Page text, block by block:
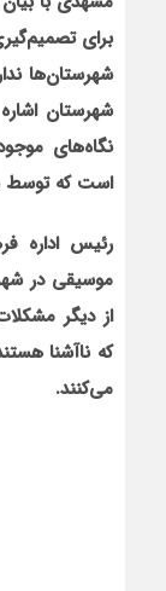
برای
شهرستان‌ها
شهرستان
نگاه‌های
است که توسط
رئیس اداره
موسیقی در
از دیگر
که ناآشنا
می‌کنند.